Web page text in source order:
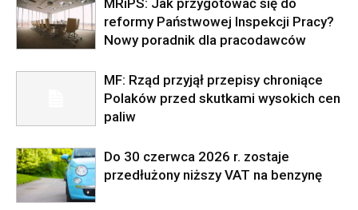
MRiPS: Jak przygotować się do
reformy Państwowej Inspekcji Pracy?
Nowy poradnik dla pracodawców
MF: Rząd przyjął przepisy chroniące
Polaków przed skutkami wysokich cen
paliw
Do 30 czerwca 2026 r. zostaje
przedłużony niższy VAT na benzynę